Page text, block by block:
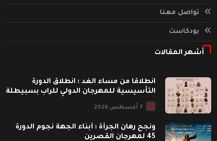
تواصل معنا
بودكاست
أشهر المقالات
انطلاقا من مساء الغد : انطلاق الدورة
التأسيسية للمهرجان الدولي للراب بسبيطلة
ونجح رهان الجرأة : أبناء الجهة نجوم الدورة
45 لمهرجان القصرين